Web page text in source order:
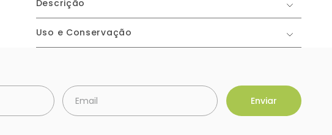
Descrição
Uso e Conservação